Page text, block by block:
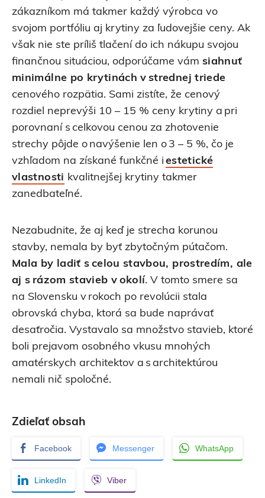
zákazníkom má takmer každý výrobca vo
svojom portfóliu aj krytiny za ľudovejšie ceny. Ak
však nie ste príliš tlačení do ich nákupu svojou
finančnou situáciou, odporúčame vám siahnuť
minimálne po krytinách v strednej triede
cenového rozpätia. Sami zistíte, že cenový
rozdiel neprevýši 10 – 15 % ceny krytiny a pri
porovnaní s celkovou cenou za zhotovenie
strechy pôjde o navýšenie len o 3 – 5 %, čo je
vzhľadom na získané funkčné i estetické
vlastnosti kvalitnejšej krytiny takmer
zanedbateľné.
Nezabudnite, že aj keď je strecha korunou
stavby, nemala by byť zbytočným pútačom.
Mala by ladiť s celou stavbou, prostredím, ale
aj s rázom stavieb v okolí. V tomto smere sa
na Slovensku v rokoch po revolúcii stala
obrovská chyba, ktorá sa bude naprávať
desaťročia. Vystavalo sa množstvo stavieb, ktoré
boli prejavom osobného vkusu mnohých
amatérskych architektov a s architektúrou
nemali nič spoločné.
Zdieľať obsah
Facebook Messenger WhatsApp
LinkedIn Viber